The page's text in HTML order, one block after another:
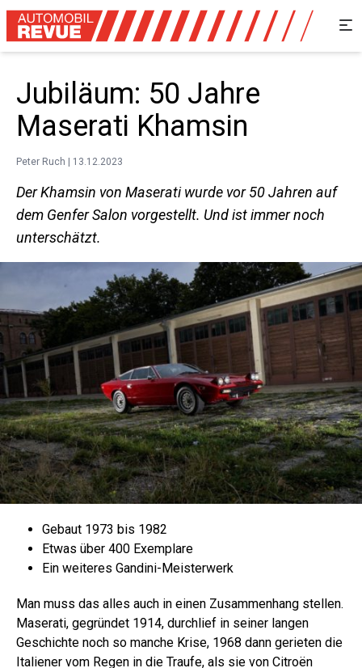
Jubiläum: 50 Jahre
Maserati Khamsin
Peter Ruch | 13.12.2023
Der Khamsin von Maserati wurde vor 50 Jahren auf
dem Genfer Salon vorgestellt. Und ist immer noch
unterschätzt.
Gebaut 1973 bis 1982
Etwas über 400 Exemplare
Ein weiteres Gandini-Meisterwerk
Man muss das alles auch in einen Zusammenhang stellen.
Maserati, gegründet 1914, durchlief in seiner langen
Geschichte noch so manche Krise, 1968 dann gerieten die
Italiener vom Regen in die Traufe, als sie von Citroën